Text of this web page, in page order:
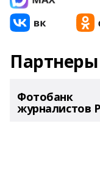
Партнеры
Фотобанк
журналистов